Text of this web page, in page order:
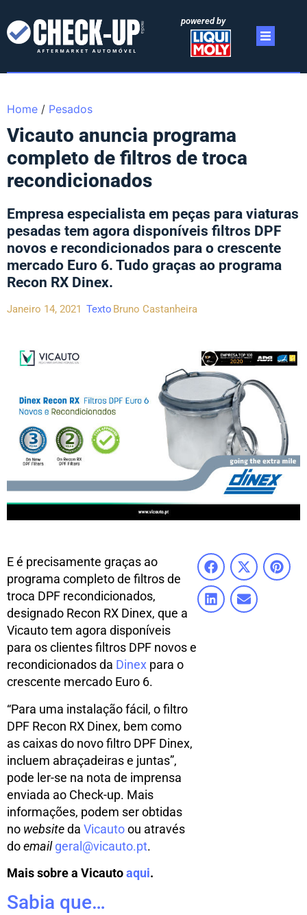
powered by
Home / Pesados
Vicauto anuncia programa
completo de filtros de troca
recondicionados
Empresa especialista em peças para viaturas
pesadas tem agora disponíveis filtros DPF
novos e recondicionados para o crescente
mercado Euro 6. Tudo graças ao programa
Recon RX Dinex.
Janeiro 14, 2021 Texto Bruno Castanheira
E é precisamente graças ao
programa completo de filtros de
troca DPF recondicionados,
designado Recon RX Dinex, que a
Vicauto tem agora disponíveis
para os clientes filtros DPF novos e
recondicionados da Dinex para o
crescente mercado Euro 6.
“Para uma instalação fácil, o filtro
DPF Recon RX Dinex, bem como
as caixas do novo filtro DPF Dinex,
incluem abraçadeiras e juntas”,
pode ler-se na nota de imprensa
enviada ao Check-up. Mais
informações, podem ser obtidas
no websiteda Vicautoou através
doemail geral@vicauto.pt.
Mais sobre a Vicautoaqui.
Sabia que…